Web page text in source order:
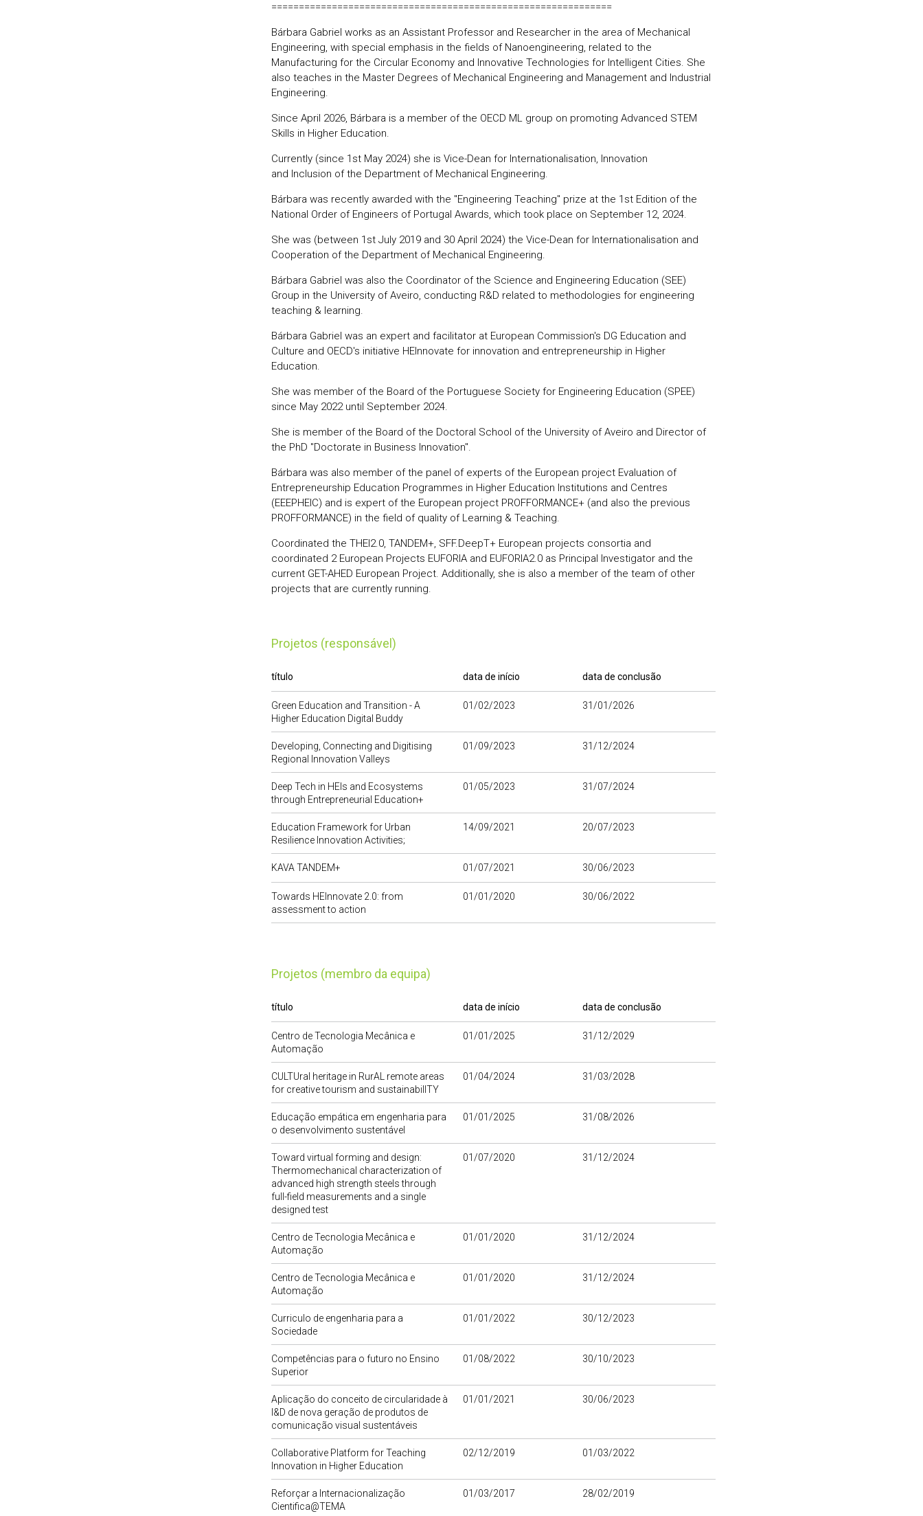
==============================================================
Bárbara Gabriel works as an Assistant Professor and Researcher in the area of ​​Mechanical
Engineering, with special emphasis in the fields of Nanoengineering, related to the
Manufacturing for the Circular Economy and Innovative Technologies for Intelligent Cities. She
also teaches in the Master Degrees of Mechanical Engineering and Management and Industrial
Engineering.
Since April 2026, Bárbara is a member of the OECD ML group on promoting Advanced STEM
Skills in Higher Education.
Currently (since 1st May 2024) she is Vice-Dean for Internationalisation, Innovation
and Inclusion of the Department of Mechanical Engineering.
Bárbara was recently awarded with the "Engineering Teaching" prize at the 1st Edition of the
National Order of Engineers of Portugal Awards, which took place on September 12, 2024.
She was (between 1st July 2019 and 30 April 2024) the Vice-Dean for Internationalisation and
Cooperation of the Department of Mechanical Engineering.
Bárbara Gabriel was also the Coordinator of the Science and Engineering Education (SEE)
Group in the University of Aveiro, conducting R&D related to methodologies for engineering
teaching & learning.
Bárbara Gabriel was an expert and facilitator at European Commission's DG Education and
Culture and OECD's initiative HEInnovate for innovation and entrepreneurship in Higher
Education.
She was member of the Board of the Portuguese Society for Engineering Education (SPEE)
since May 2022 until September 2024.
She is member of the Board of the Doctoral School of the University of Aveiro and Director of
the PhD "Doctorate in Business Innovation".
Bárbara was also member of the panel of experts of the European project Evaluation of
Entrepreneurship Education Programmes in Higher Education Institutions and Centres
(EEEPHEIC) and is expert of the European project PROFFORMANCE+ (and also the previous
PROFFORMANCE) in the field of quality of Learning & Teaching.
Coordinated the THEI2.0, TANDEM+, SFF.DeepT+ European projects consortia and
coordinated 2 European Projects EUFORIA and EUFORIA2.0 as Principal Investigator and the
current GET-AHED European Project. Additionally, she is also a member of the team of other
projects that are currently running.
Projetos (responsável)
título data de início data de conclusão
Green Education and Transition - A
Higher Education Digital Buddy
01/02/2023 31/01/2026
Developing, Connecting and Digitising
Regional Innovation Valleys
01/09/2023 31/12/2024
Deep Tech in HEIs and Ecosystems
through Entrepreneurial Education+
01/05/2023 31/07/2024
Education Framework for Urban
Resilience Innovation Activities;
14/09/2021 20/07/2023
KAVA TANDEM+ 01/07/2021 30/06/2023
Towards HEInnovate 2.0: from
assessment to action
01/01/2020 30/06/2022
Projetos (membro da equipa)
título data de início data de conclusão
Centro de Tecnologia Mecânica e
Automação
01/01/2025 31/12/2029
CULTUral heritage in RurAL remote areas
for creative tourism and sustainabilITY
01/04/2024 31/03/2028
Educação empática em engenharia para
o desenvolvimento sustentável
01/01/2025 31/08/2026
Toward virtual forming and design:
Thermomechanical characterization of
advanced high strength steels through
full-field measurements and a single
designed test
01/07/2020 31/12/2024
Centro de Tecnologia Mecânica e
Automação
01/01/2020 31/12/2024
Centro de Tecnologia Mecânica e
Automação
01/01/2020 31/12/2024
Curriculo de engenharia para a
Sociedade
01/01/2022 30/12/2023
Competências para o futuro no Ensino
Superior
01/08/2022 30/10/2023
Aplicação do conceito de circularidade à
I&D de nova geração de produtos de
comunicação visual sustentáveis
01/01/2021 30/06/2023
Collaborative Platform for Teaching
Innovation in Higher Education
02/12/2019 01/03/2022
Reforçar a Internacionalização
Cientifica@TEMA
01/03/2017 28/02/2019